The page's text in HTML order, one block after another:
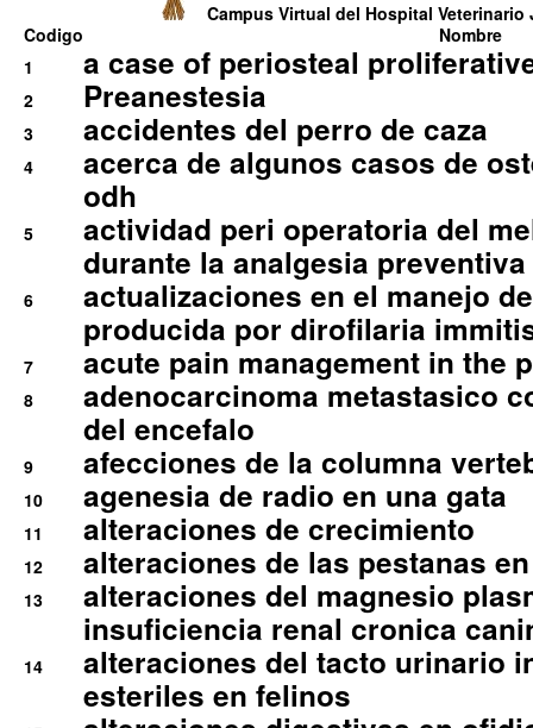
Campus Virtual del Hospital Veterinario
Codigo
Nombre
1
a case of periosteal
2 Preanestesia
3 accidentes del perro de caza
4
acerca de algunos casos de
odh
5
actividad peri operatoria del
durante la analgesia
6
actualizaciones en el manejo
producida por dirofilaria
7 acute pain management in the
8
adenocarcinoma metastasico
del encefalo
9 afecciones de la columna
10 agenesia de radio en una gata
11 alteraciones de crecimiento
12 alteraciones de las pestanas
13
alteraciones del magnesio
insuficiencia renal cronica
14
alteraciones del tacto urinario
esteriles en felinos